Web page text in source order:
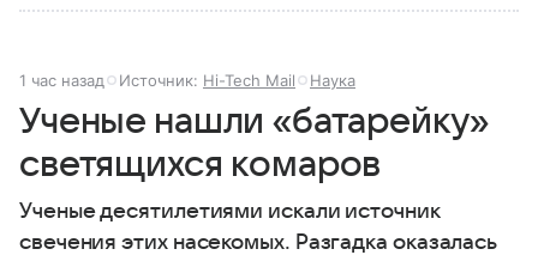
1 час назад Источник: Hi-Tech Mail Наука
Ученые нашли «батарейку»
светящихся комаров
Ученые десятилетиями искали источник
свечения этих насекомых. Разгадка оказалась